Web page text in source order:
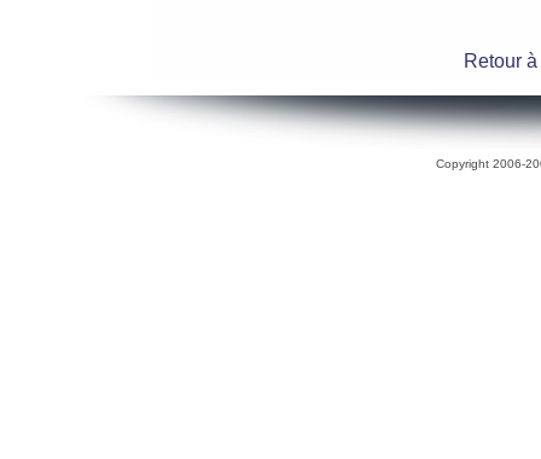
Retour
Copyright 2006-